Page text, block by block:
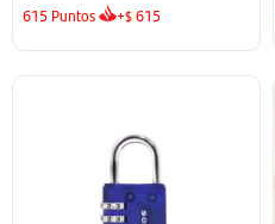
615 Puntos +$615